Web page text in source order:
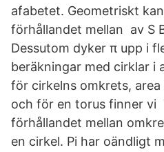
afabetet. Geometriskt
förhållandet mellan av S
Dessutom dyker π upp i
beräkningar med cirklar i
för cirkelns omkrets,
och för en torus finner vi
förhållandet mellan
en cirkel. Pi har oändligt